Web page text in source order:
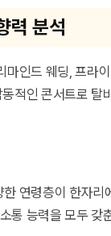
력 분석
인드 웨딩, 프라
적인 콘서트로 탈
연령층이 한자리
통 능력을 모두 갖